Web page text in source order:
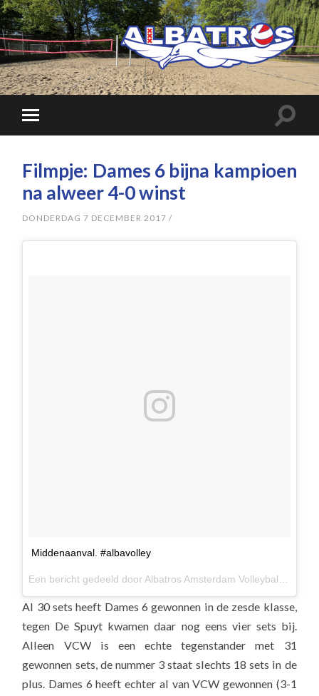
Filmpje: Dames 6 bijna kampioen
na alweer 4-0 winst
DONDERDAG 7 DECEMBER 2017 /
Middenaanval. #albavolley
Al 30 sets heeft Dames 6 gewonnen in de zesde klasse,
tegen De Spuyt kwamen daar nog eens vier sets bij.
Alleen VCW is een echte tegenstander met 31
gewonnen sets, de nummer 3 staat slechts 18 sets in de
plus. Dames 6 heeft echter al van VCW gewonnen (3-1